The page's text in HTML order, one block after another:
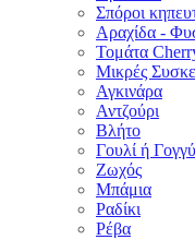
Σπόροι
Αραχίδα -
Τομάτα
Μικρές
Αγκινάρα
Αντζούρι
Βλήτο
Γουλί ή
Ζωχός
Μπάμια
Ραδίκι
Ρέβα